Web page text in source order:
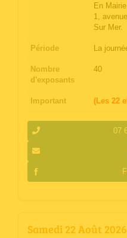
En Mairie.
1,
Sur Mer.
Période La
Nombre
d'exposants
40
Important (Les 22
07
Samedi 22 Août 2026